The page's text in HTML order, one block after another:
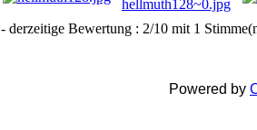
- derzeitige Bewertung : 2/10 mit 1
Powered by